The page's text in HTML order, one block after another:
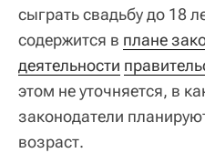
сыграть свадьбу до 18
содержится в плане
деятельности
этом не уточняется, в
законодатели
возраст.